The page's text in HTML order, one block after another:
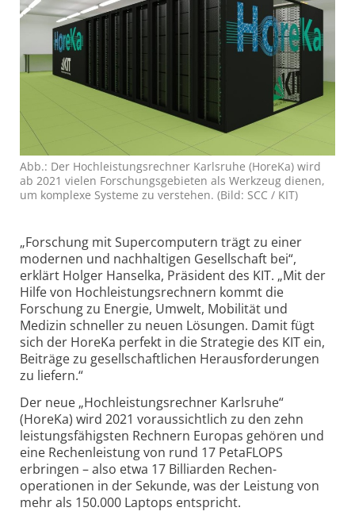
Abb.: Der Hochleistungs­rechner Karlsruhe (HoreKa) wird
ab 2021 vielen Forschungs­gebieten als Werkzeug dienen,
um komplexe Systeme zu verstehen. (Bild: SCC / KIT)
„Forschung mit Supercomputern trägt zu einer
modernen und nachhaltigen Gesellschaft bei“,
erklärt Holger Hanselka, Präsident des KIT. „Mit der
Hilfe von Hoch­leistungs­rechnern kommt die
Forschung zu Energie, Umwelt, Mobilität und
Medizin schneller zu neuen Lösungen. Damit fügt
sich der HoreKa perfekt in die Strategie des KIT ein,
Beiträge zu gesellschaftlichen Heraus­forderungen
zu liefern.“
Der neue „Hochleistungs­rechner Karlsruhe“
(HoreKa) wird 2021 voraussichtlich zu den zehn
leistungs­fähigsten Rechnern Europas gehören und
eine Rechenleistung von rund 17 PetaFLOPS
erbringen – also etwa 17 Billiarden Rechen­
operationen in der Sekunde, was der Leistung von
mehr als 150.000 Laptops entspricht.